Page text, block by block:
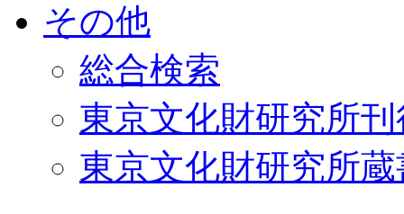
その他
総合検索
東京文化財研究所
東京文化財研究所